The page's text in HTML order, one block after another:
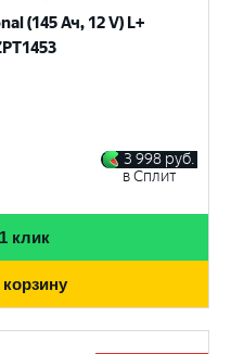
(145 Ач, 12 V) L+
3 998 руб.
в Сплит
клик